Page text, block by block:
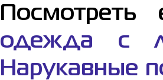
одежда с
Нарукавные